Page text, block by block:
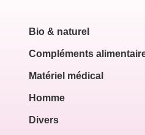
Bio & naturel
Compléments
Matériel médical
Homme
Divers